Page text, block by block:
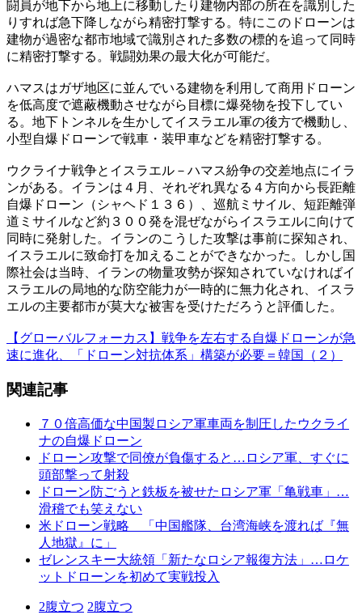
闘員が地下から地上に移動したり建物内部の所在を識別した
りすれば急下降しながら精密打撃する。特にこのドローンは
建物が過密な都市地域で識別された多数の標的を追って同時
に精密打撃する。戦闘効果の最大化が可能だ。
ハマスはガザ地区に並んでいる建物を利用して商用ドローン
を低高度で遮蔽機動させながら目標に爆発物を投下してい
る。地下トンネルを生かしてイスラエル軍の後方で機動し、
小型自爆ドローンで戦車・装甲車などを精密打撃する。
ウクライナ戦争とイスラエル－ハマス紛争の交差地点にイラ
ンがある。イランは４月、それぞれ異なる４方向から長距離
自爆ドローン（シャヘド１３６）、巡航ミサイル、短距離弾
道ミサイルなど約３００発を混ぜながらイスラエルに向けて
同時に発射した。イランのこうした攻撃は事前に探知され、
イスラエルに致命打を加えることができなかった。しかし国
際社会は当時、イランの物量攻勢が探知されていなければイ
スラエルの局地的な防空能力が一時的に無力化され、イスラ
エルの主要都市が莫大な被害を受けただろうと評価した。
【グローバルフォーカス】戦争を左右する自爆ドローンが急
速に進化、「ドローン対抗体系」構築が必要＝韓国（２）
関連記事
７０倍高価な中国製ロシア軍車両を制圧したウクライ
ナの自爆ドローン
ドローン攻撃で同僚が負傷すると…ロシア軍、すぐに
頭部撃って射殺
ドローン防ごうと鉄板を被せたロシア軍「亀戦車」…
滑稽でも笑えない
米ドローン戦略 「中国艦隊、台湾海峡を渡れば『無
人地獄』に」
ゼレンスキー大統領「新たなロシア報復方法」…ロケ
ットドローンを初めて実戦投入
2腹立つ 2腹立つ